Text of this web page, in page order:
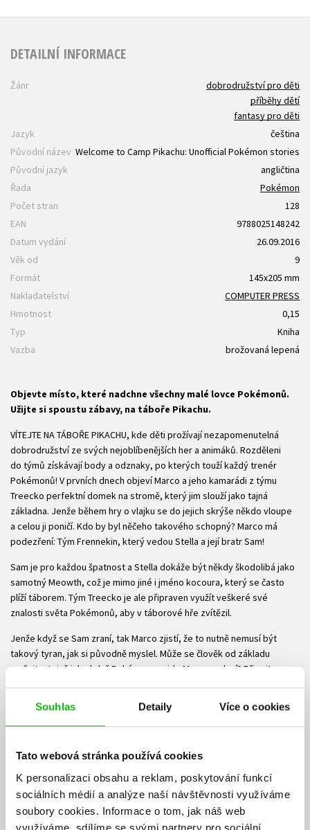
Souhlas Detaily Více o cookies
Tato webová stránka používá cookies
K personalizaci obsahu a reklam, poskytování funkcí
sociálních médií a analýze naší návštěvnosti využíváme
soubory cookies. Informace o tom, jak náš web
využíváme, sdílíme se svými partnery pro sociální
DETAILNÍ INFORMACE
Žánr
dobrodružství pro děti
příběhy dětí
fantasy pro děti
Jazyk
čeština
Původní název Welcome to Camp Pikachu: Unofficial Pokémon stories
Původní jazyk
angličtina
Řada
Pokémon
Počet stran
128
EAN
9788025148242
Datum vydání
26.09.2016
Věk od
9
Formát
145x205 mm
Nakladatelství
COMPUTER PRESS
Hmotnost
0,15
Typ
Kniha
Vazba
brožovaná lepená
Objevte místo, které nadchne všechny malé lovce Pokémonů.
Užijte si spoustu zábavy, na táboře Pikachu.
VÍTEJTE NA TÁBOŘE PIKACHU, kde děti prožívají nezapomenutelná
dobrodružství ze svých nejoblíbenějších her a animáků. Rozděleni
do týmů získávají body a odznaky, po kterých touží každý trenér
Pokémonů! V prvních dnech objeví Marco a jeho kamarádi z týmu
Treecko perfektní domek na stromě, který jim slouží jako tajná
základna. Jenže během hry o vlajku se do jejich skrýše někdo vloupe
a celou ji poničí. Kdo by byl něčeho takového schopný? Marco má
podezření: Tým Frennekin, který vedou Stella a její bratr Sam!
Sam je pro každou špatnost a Stella dokáže být někdy škodolibá jako
samotný Meowth, což je mimo jiné i jméno kocoura, který se často
plíží táborem. Tým Treecko je ale připraven využít veškeré své
znalosti světa Pokémonů, aby v táborové hře zvítězil.
Jenže když se Sam zraní, tak Marco zjistí, že to nutně nemusí být
takový tyran, jak si původně myslel. Může se člověk od základu
změnit, stejně jako když Pokémon projde Mega evolucí? Připojte se
Alex Polanzačal sbírat kartičky Pokémonů již v roce 1998. Bydlí
nerušený výhled na Tichý oceán. Občas se za oknem zasní
Pokémonů – Kyogre. Alex má ženu, dva syny a kočku, která je na chlup
stejně mrzutá a nabručená jako Meowth.